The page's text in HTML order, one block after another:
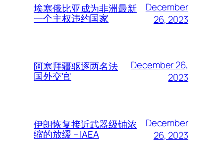
埃塞俄比亚成为非洲最新
一个主权违约国家
December
26, 2023
阿塞拜疆驱逐两名法
国外交官
December 26,
2023
伊朗恢复接近武器级铀浓
缩的放缓 – IAEA
December
26, 2023